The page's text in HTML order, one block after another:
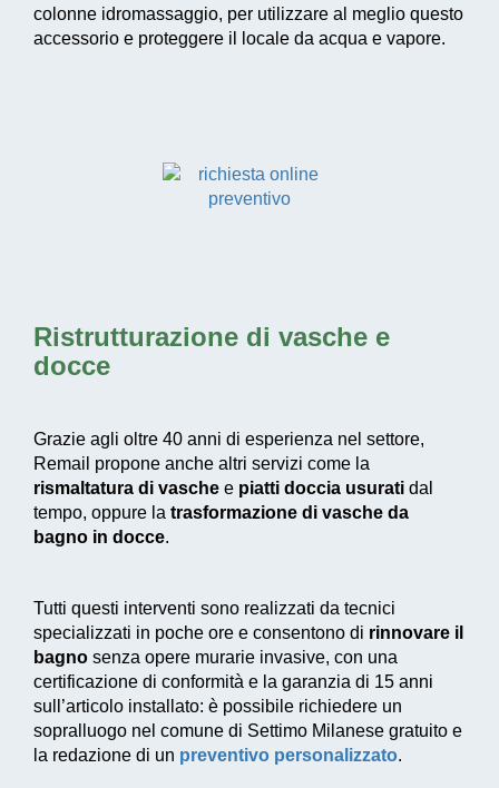
colonne idromassaggio, per utilizzare al meglio questo
accessorio e proteggere il locale da acqua e vapore.
Ristrutturazione di vasche e
docce
Grazie agli oltre 40 anni di esperienza nel settore,
Remail propone anche altri servizi come la
rismaltatura di vasche e piatti doccia usurati dal
tempo, oppure la trasformazione di vasche da
bagno in docce.
Tutti questi interventi sono realizzati da tecnici
specializzati in poche ore e consentono di rinnovare il
bagno senza opere murarie invasive, con una
certificazione di conformità e la garanzia di 15 anni
sull’articolo installato: è possibile richiedere un
sopralluogo nel comune di Settimo Milanese gratuito e
la redazione di un preventivo personalizzato.